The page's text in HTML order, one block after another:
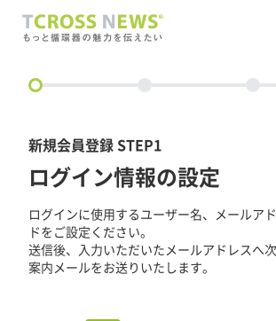
circle
新規会員登録 STEP1
ログイン情報の設定
ログインに使用するユーザー名、メールア
ドをご設定ください。
送信後、入力いただいたメールアドレスへ
案内メールをお送りいたします。